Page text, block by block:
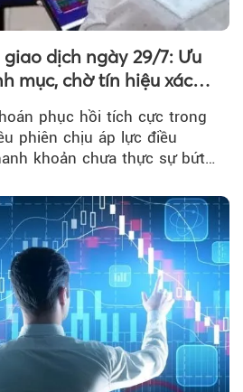
dịch ngày 29/7: Ưu
mục, chờ tín hiệu xác
phục hồi tích cực trong
phiên chịu áp lực điều
khoản chưa thực sự bứt